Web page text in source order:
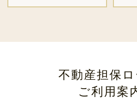
不動産担保ロ
ご利用案